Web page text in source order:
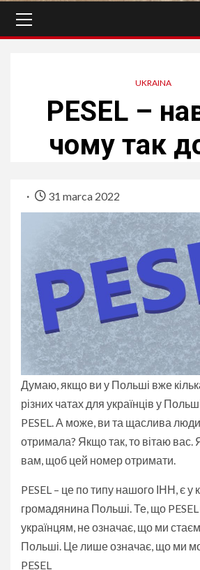
główne
UKRAINA
PESEL –
чому так
31 marca 2022
Думаю, якщо ви у Польші вже
різних чатах для українців у
PESEL. А може, ви та щаслива
отримала? Якщо так, то вітаю вас.
вам, щоб цей номер отримати.
PESEL – це по типу нашого ІНН, є у
громадянина Польші. Те, що
українцям, не означає, що ми
Польші. Це лише означає, що ми
PESEL